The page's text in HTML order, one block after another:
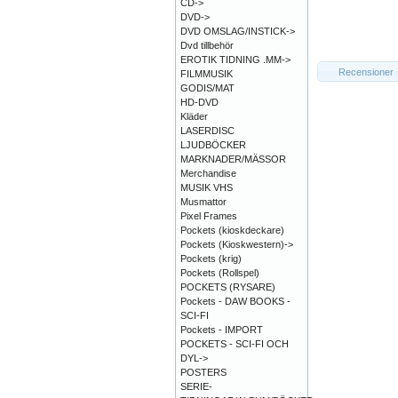
Recensioner
CD->
DVD->
DVD OMSLAG/INSTICK->
Dvd tillbehör
EROTIK TIDNING .MM->
FILMMUSIK
GODIS/MAT
HD-DVD
Kläder
LASERDISC
LJUDBÖCKER
MARKNADER/MÄSSOR
Merchandise
MUSIK VHS
Musmattor
Pixel Frames
Pockets (kioskdeckare)
Pockets (Kioskwestern)->
Pockets (krig)
Pockets (Rollspel)
POCKETS (RYSARE)
Pockets - DAW BOOKS -
SCI-FI
Pockets - IMPORT
POCKETS - SCI-FI OCH
DYL->
POSTERS
SERIE-